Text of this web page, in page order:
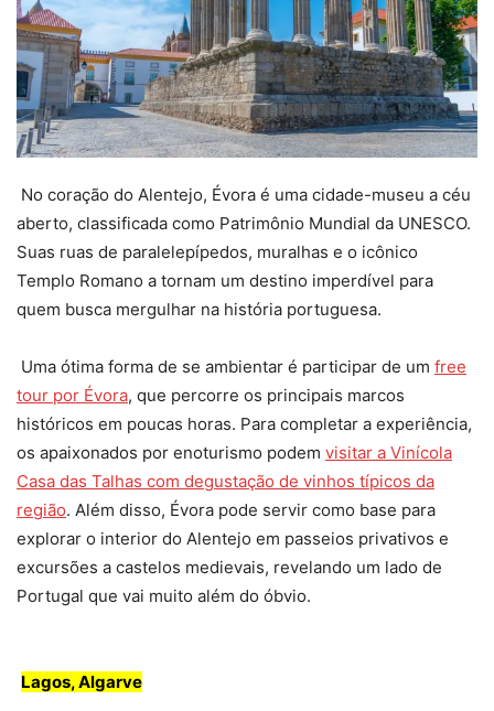
No coração do Alentejo, Évora é uma cidade-museu a céu
aberto, classificada como Patrimônio Mundial da UNESCO.
Suas ruas de paralelepípedos, muralhas e o icônico
Templo Romano a tornam um destino imperdível para
quem busca mergulhar na história portuguesa.
Uma ótima forma de se ambientar é participar de um free
tour por Évora, que percorre os principais marcos
históricos em poucas horas. Para completar a experiência,
os apaixonados por enoturismo podem visitar a Vinícola
Casa das Talhas com degustação de vinhos típicos da
região. Além disso, Évora pode servir como base para
explorar o interior do Alentejo em passeios privativos e
excursões a castelos medievais, revelando um lado de
Portugal que vai muito além do óbvio.
Lagos, Algarve